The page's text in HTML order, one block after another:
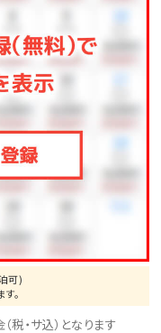
す。
い場合がございま
分となります。幼児
可)
。
・サ込）となります